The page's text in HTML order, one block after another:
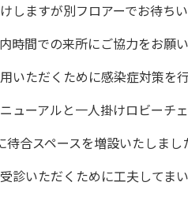
しますが別フロアーでお待ちい
時間での来所にご協力をお願い
いただくために感染症対策を
ューアルと一人掛けロビーチ
待合スペースを増設いたしまし
診いただくために工夫してまい